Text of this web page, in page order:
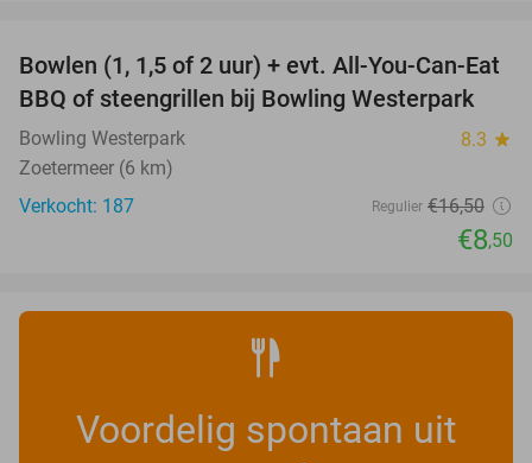
48%
Bowlen (1, 1,5 of 2 uur) + evt. All-You-Can-Eat
BBQ of steengrillen bij Bowling Westerpark
Bowling Westerpark 8.3 star
Zoetermeer (6 km)
Verkocht: 187
Regulier €16,50
€8,50
Voordelig spontaan uit